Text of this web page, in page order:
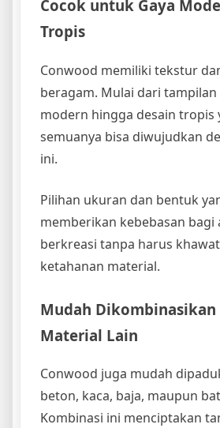
Cocok untuk Gaya
Tropis
Conwood memiliki tekstur
beragam. Mulai dari
modern hingga desain tropis
semuanya bisa diwujudkan
ini.
Pilihan ukuran dan bentuk
memberikan kebebasan
berkreasi tanpa harus
ketahanan material.
Mudah Dikombinasikan
Material Lain
Conwood juga mudah
beton, kaca, baja, maupun
Kombinasi ini menciptakan